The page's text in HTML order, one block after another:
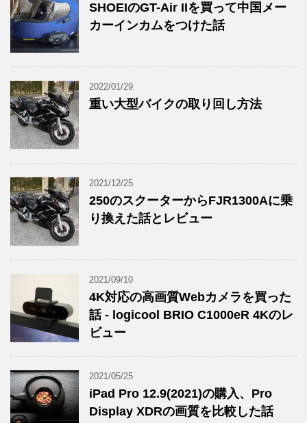
SHOEIのGT-Air IIを買って中国メー
カーインカムをつけた話
2022/01/29
重い大型バイクの取り回し方法
2021/12/25
250のスクーターからFJR1300Aに乗
り換えた話とレビュー
2021/09/10
4K対応の高画質Webカメラを買った
話 - logicool BRIO C1000eR 4Kのレ
ビュー
2021/05/25
iPad Pro 12.9(2021)の購入、Pro
Display XDRの画質を比較した話